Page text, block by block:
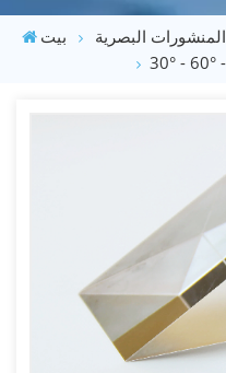
بيت المنشورات البصرية